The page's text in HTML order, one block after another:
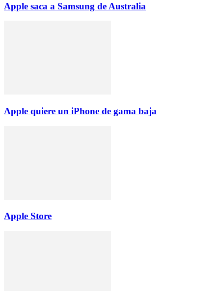
Apple saca a Samsung de Australia
Apple quiere un iPhone de gama baja
Apple Store